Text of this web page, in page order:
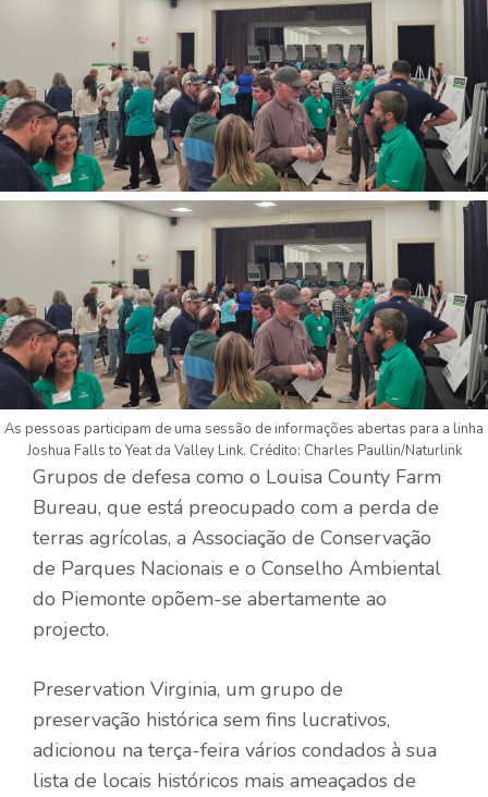
As pessoas participam de uma sessão de informações abertas para a linha
Joshua Falls to Yeat da Valley Link. Crédito: Charles Paullin/Naturlink
Grupos de defesa como o Louisa County Farm
Bureau, que está preocupado com a perda de
terras agrícolas, a Associação de Conservação
de Parques Nacionais e o Conselho Ambiental
do Piemonte opõem-se abertamente ao
projecto.
Preservation Virginia, um grupo de
preservação histórica sem fins lucrativos,
adicionou na terça-feira vários condados à sua
lista de locais históricos mais ameaçados de